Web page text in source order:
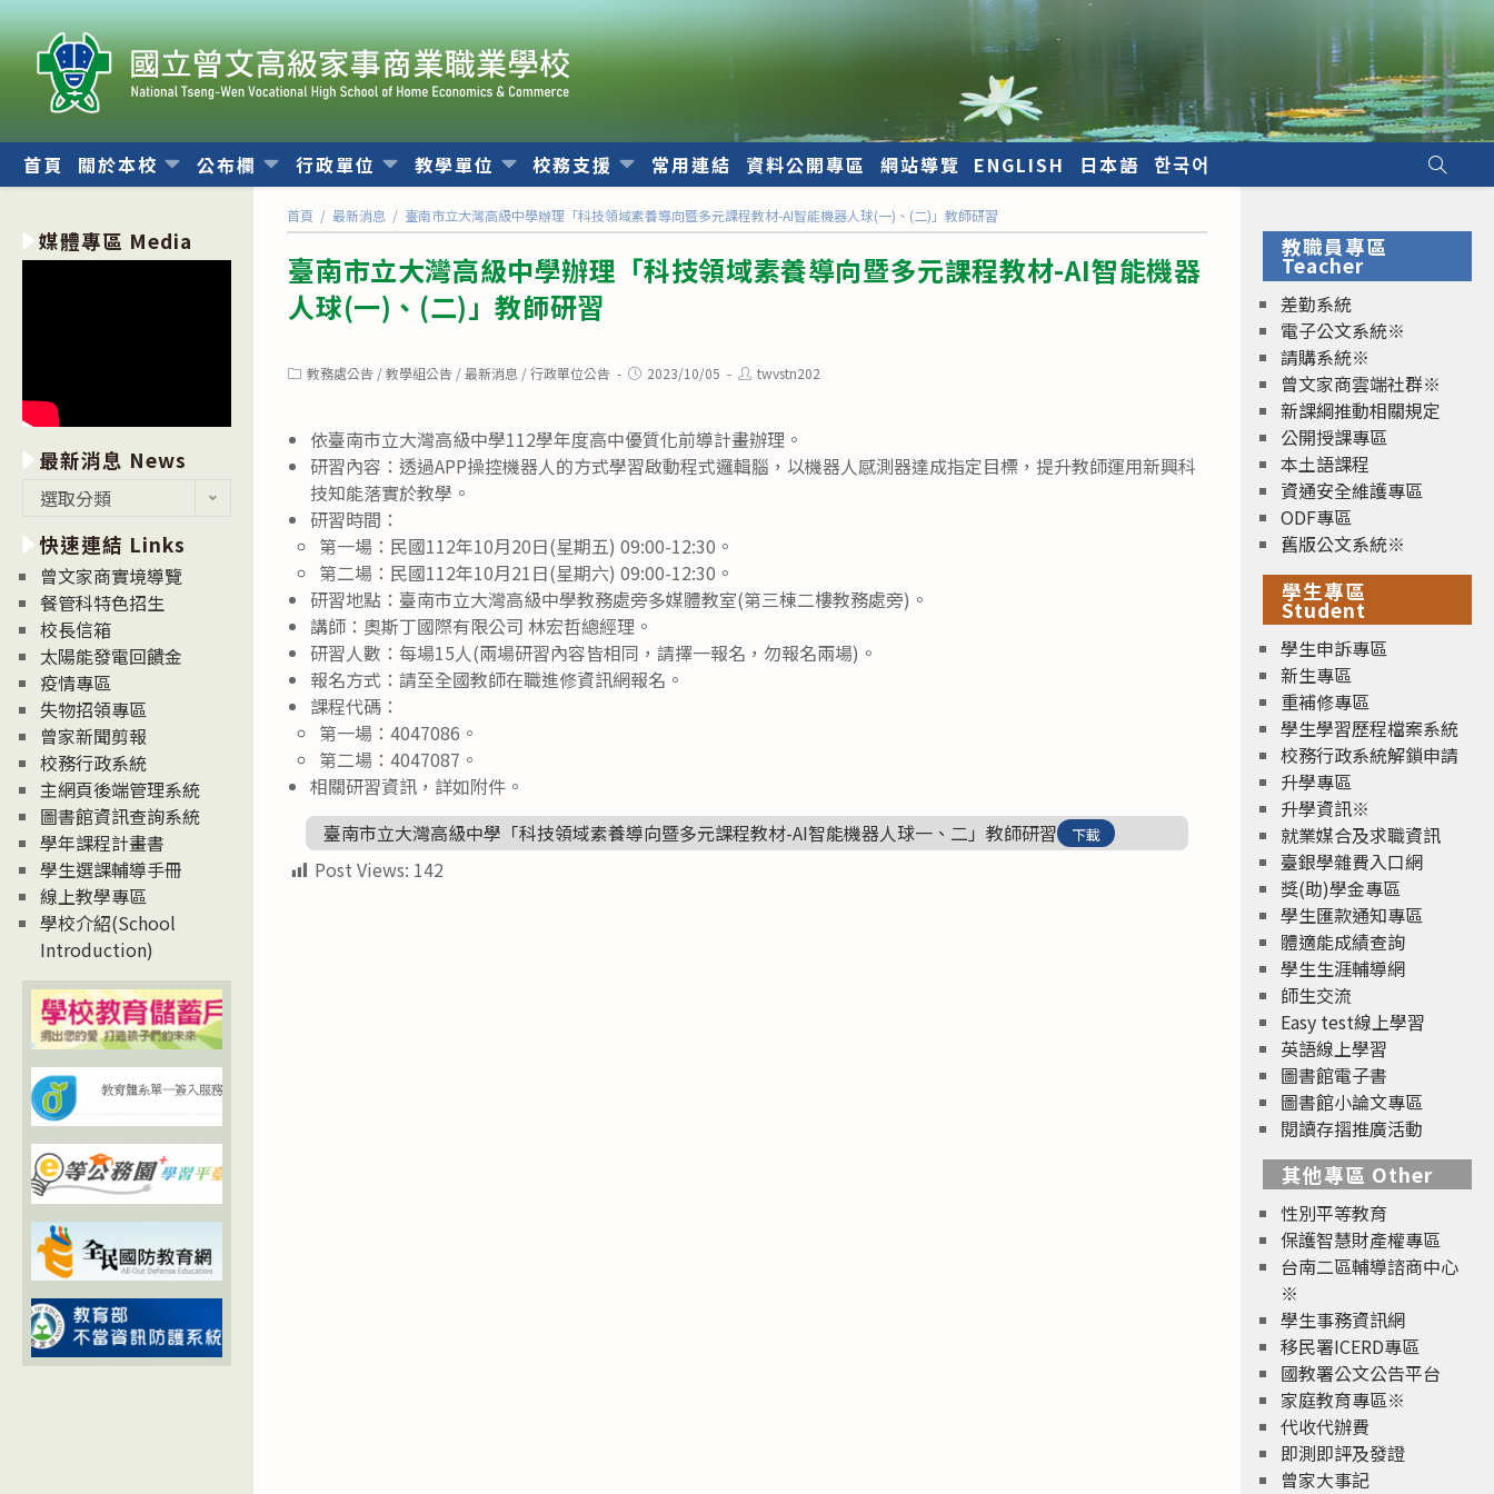
跳
轉
至
內
首頁 關於本校 公布欄 行政單位 教學單位 校務支援 常用連結 資料公開專區 網站導覽 ENGLISH 日本語 한국어
首頁 / 最新消息 / 臺南市立大灣高級中學辦理「科技領域素養導向暨多元課程教材-AI智能機器人球(一)、(二)」教師研習
臺南市立大灣高級中學辦理「科技領域素養導向暨多元課程教材-AI智能機器
人球(一)、(二)」教師研習
Post教務處公告 / 教學組公告 / 最新消息 / 行政單位公告
Post2023/10/05
Posttwvstn202
依臺南市立大灣高級中學112學年度高中優質化前導計畫辦理。
研習內容：透過APP操控機器人的方式學習啟動程式邏輯腦，以機器人感測器達成指定目標，提升教師運用新興科
技知能落實於教學。
研習時間：
第一場：民國112年10月20日(星期五) 09:00-12:30。
第二場：民國112年10月21日(星期六) 09:00-12:30。
研習地點：臺南市立大灣高級中學教務處旁多媒體教室(第三棟二樓教務處旁)。
講師：奧斯丁國際有限公司 林宏哲總經理。
研習人數：每場15人(兩場研習內容皆相同，請擇一報名，勿報名兩場)。
報名方式：請至全國教師在職進修資訊網報名。
課程代碼：
第一場：4047086。
第二場：4047087。
相關研習資訊，詳如附件。
臺南市立大灣高級中學「科技領域素養導向暨多元課程教材-AI智能機器人球一、二」教師研習
下載
Post Views: 142
媒體專區 Media
最新消息 News
消
息
News
選取分類
快速連結 Links
曾文家商實境導覽
餐管科特色招生
校長信箱
太陽能發電回饋金
疫情專區
失物招領專區
曾家新聞剪報
校務行政系統
主網頁後端管理系統
圖書館資訊查詢系統
學年課程計畫書
學生選課輔導手冊
線上教學專區
學校介紹(School
Introduction)
教職員專區
Teacher
差勤系統
電子公文系統※
請購系統※
曾文家商雲端社群※
新課綱推動相關規定
公開授課專區
本土語課程
資通安全維護專區
ODF專區
舊版公文系統※
學生專區
Student
學生申訴專區
新生專區
重補修專區
學生學習歷程檔案系統
校務行政系統解鎖申請
升學專區
升學資訊※
就業媒合及求職資訊
臺銀學雜費入口網
獎(助)學金專區
學生匯款通知專區
體適能成績查詢
學生生涯輔導網
師生交流
Easy test線上學習
英語線上學習
圖書館電子書
圖書館小論文專區
閱讀存摺推廣活動
其他專區 Other
性別平等教育
保護智慧財產權專區
台南二區輔導諮商中心
※
學生事務資訊網
移民署ICERD專區
國教署公文公告平台
家庭教育專區※
代收代辦費
即測即評及發證
曾家大事記